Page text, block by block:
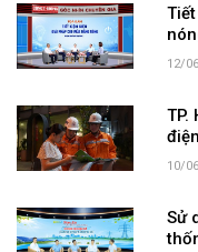
12/
TP.
10/
Sử